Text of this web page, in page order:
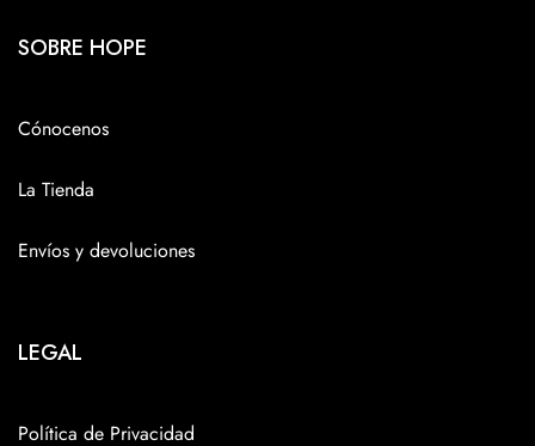
SOBRE HOPE
Cónocenos
La Tienda
Envíos y devoluciones
LEGAL
Política de Privacidad